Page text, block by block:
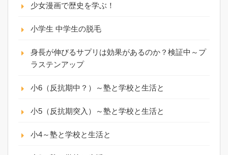
少女漫画で歴史を学ぶ！
小学生 中学生の脱毛
身長が伸びるサプリは効果があるのか？検証中～プ
ラステンアップ
小6（反抗期中？）～塾と学校と生活と
小5（反抗期突入）～塾と学校と生活と
小4～塾と学校と生活と